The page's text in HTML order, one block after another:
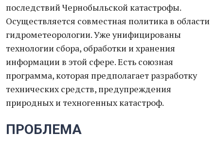
последствий Чернобыльской катастрофы.
Осуществляется совместная политика в области
гидрометеорологии. Уже унифицированы
технологии сбора, обработки и хранения
информации в этой сфере. Есть союзная
программа, которая предполагает разработку
технических средств, предупреждения
природных и техногенных катастроф.
ПРОБЛЕМА